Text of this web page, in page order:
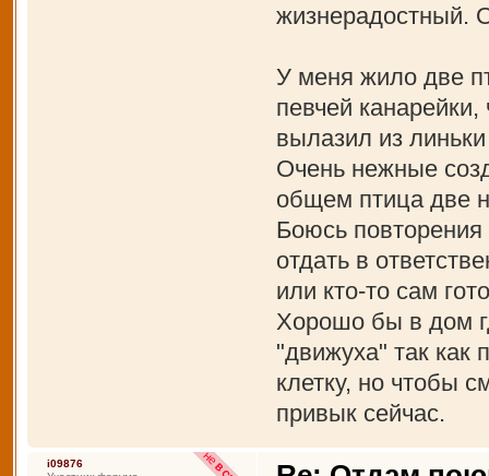
жизнерадостный.
У меня жило две
певчей канарейки,
вылазил из
Очень нежные
общем птица две
Боюсь
отдать в
или кто-то сам
Хорошо бы в дом
"движуха" так как
клетку, но чтобы
привык сейчас.
i09876